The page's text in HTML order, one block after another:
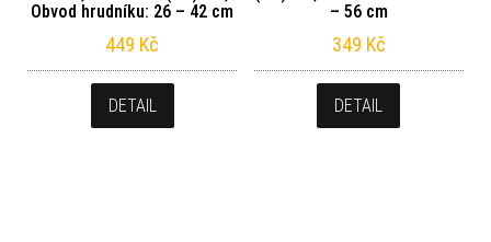
Obvod hrudníku: 26 – 42 cm
449 Kč
DETAIL
– 56 cm
349 Kč
DETAIL